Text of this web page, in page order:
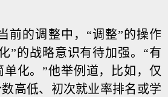
前的调整中，“调整”的操作
”的战略意识有待加强。“有
单化。”他举例道，比如，仅
高低、初次就业率排名或学